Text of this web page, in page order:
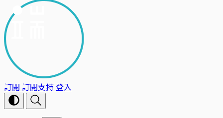
訂閱 訂閱支持登入